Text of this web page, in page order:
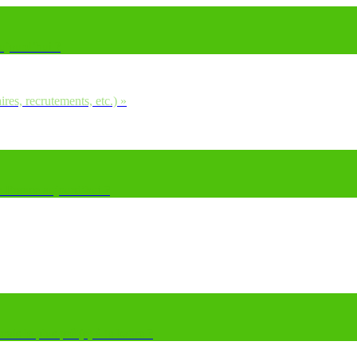
recrutements, etc.) »